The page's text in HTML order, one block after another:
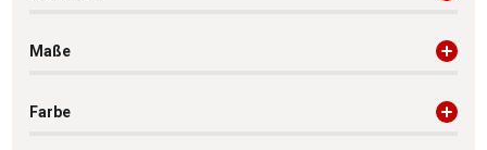
Maße
Farbe